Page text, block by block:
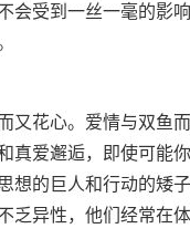
会受到一丝一毫的影
花心。爱情与双鱼
真爱邂逅，即使可能
想的巨人和行动的矮
乏异性，他们经常在